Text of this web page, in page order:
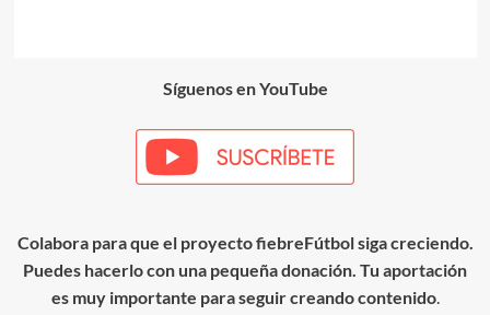
Síguenos en YouTube
Colabora para que el proyecto fiebreFútbol siga creciendo.
Puedes hacerlo con una pequeña donación. Tu aportación
es muy importante para seguir creando contenido.